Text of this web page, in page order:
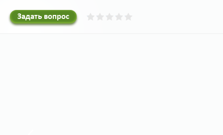
Задать вопрос